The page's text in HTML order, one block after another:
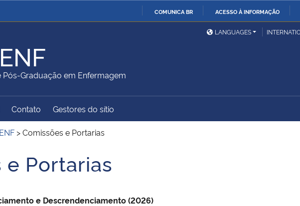
COMUNICA BR ACESSO À INFORMAÇÃO
da Justiça e
Ministério da Defesa
Ministério das Relações
Exteriores
Ministério da Educação
do Turismo
Ministério do
Desenvolvimento Regional
de Segurança
Advocacia-Geral da União
LANGUAGES
Pós-Graduação em Enfermagem
Sítio
Contato Gestores do sítio
>Comissões e Portarias
e Portarias
e Descrendenciamento (2026)